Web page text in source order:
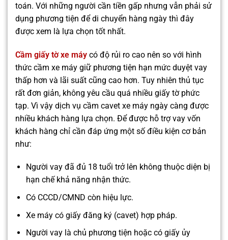
toán. Với những người cần tiền gấp nhưng vẫn phải sử
dụng phương tiện để di chuyển hàng ngày thì đây
được xem là lựa chọn tốt nhất.
Cầm giấy tờ xe máy có độ rủi ro cao nên so với hình
thức cầm xe máy giữ phương tiện hạn mức duyệt vay
thấp hơn và lãi suất cũng cao hơn. Tuy nhiên thủ tục
rất đơn giản, không yêu cầu quá nhiều giấy tờ phức
tạp. Vì vậy dịch vụ cầm cavet xe máy ngày càng được
nhiều khách hàng lựa chọn. Để được hỗ trợ vay vốn
khách hàng chỉ cần đáp ứng một số điều kiện cơ bản
như:
Người vay đã đủ 18 tuổi trở lên không thuộc diện bị
hạn chế khả năng nhận thức.
Có CCCD/CMND còn hiệu lực.
Xe máy có giấy đăng ký (cavet) hợp pháp.
Người vay là chủ phương tiện hoặc có giấy ủy